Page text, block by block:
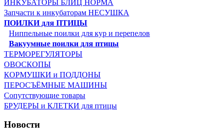
ИНКУБАТОРЫ БЛИЦ НОРМА
Запчасти к инкубаторам НЕСУШКА
ПОИЛКИ для ПТИЦЫ
Ниппельные поилки для кур и перепелов
Вакуумные поилки для птицы
ТЕРМОРЕГУЛЯТОРЫ
ОВОСКОПЫ
КОРМУШКИ и ПОДДОНЫ
ПЕРОСЪЁМНЫЕ МАШИНЫ
Сопутствующие товары
БРУДЕРЫ и КЛЕТКИ для птицы
Новости